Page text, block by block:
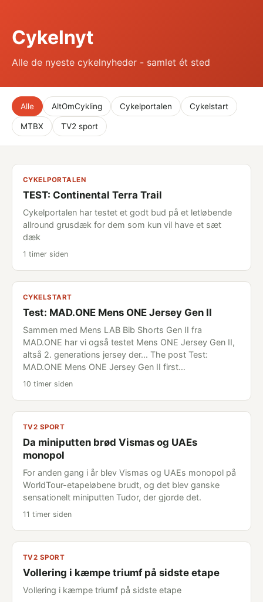
Cykelnyt
Alle de nyeste cykelnyheder - samlet ét sted
Alle AltOmCykling Cykelportalen Cykelstart
MTBX TV2 sport
CYKELPORTALEN
TEST: Continental Terra Trail
Cykelportalen har testet et godt bud på et letløbende
allround grusdæk for dem som kun vil have et sæt
dæk
1 timer siden
CYKELSTART
Test: MAD.ONE Mens ONE Jersey Gen II
Sammen med Mens LAB Bib Shorts Gen II fra
MAD.ONE har vi også testet Mens ONE Jersey Gen II,
altså 2. generations jersey der... The post Test:
MAD.ONE Mens ONE Jersey Gen II first…
10 timer siden
TV2 SPORT
Da miniputten brød Vismas og UAEs
monopol
For anden gang i år blev Vismas og UAEs monopol på
WorldTour-etapeløbene brudt, og det blev ganske
sensationelt miniputten Tudor, der gjorde det.
11 timer siden
TV2 SPORT
Vollering i kæmpe triumf på sidste etape
Vollering i kæmpe triumf på sidste etape